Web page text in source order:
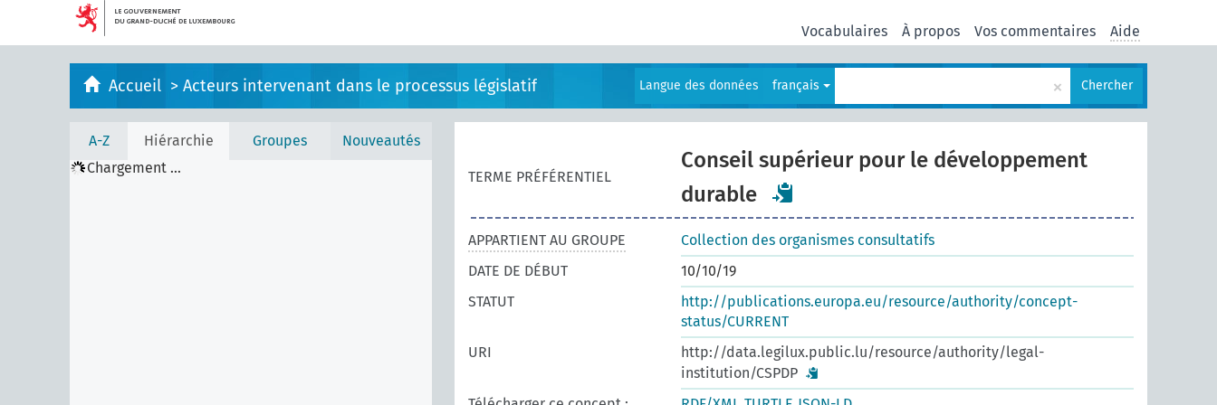
Vocabulaires À propos Vos commentaires Aide
Accueil > Acteurs intervenant dans le processus législatif Langue des données français × Chercher
A-Z Hiérarchie Groupes
Nouveautés
Chargement ...
TERME PRÉFÉRENTIEL
Conseil supérieur pour le développement
durable
APPARTIENT AU GROUPE
Collection des organismes consultatifs
DATE DE DÉBUT
10/10/19
STATUT
http://publications.europa.eu/resource/authority/concept-
status/CURRENT
URI
http://data.legilux.public.lu/resource/authority/legal-
institution/CSPDP